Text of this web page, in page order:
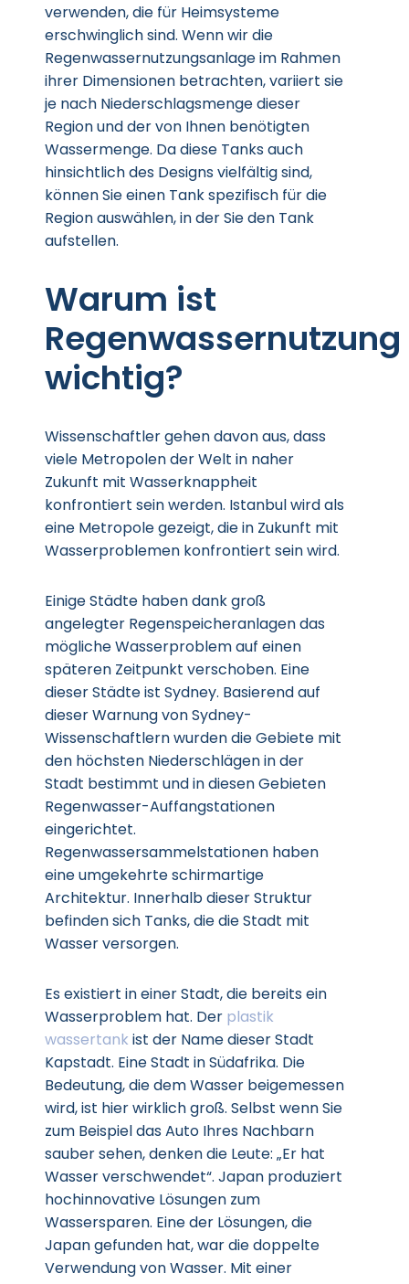
verwenden, die für Heimsysteme
erschwinglich sind. Wenn wir die
Regenwassernutzungsanlage im Rahmen
ihrer Dimensionen betrachten, variiert sie
je nach Niederschlagsmenge dieser
Region und der von Ihnen benötigten
Wassermenge. Da diese Tanks auch
hinsichtlich des Designs vielfältig sind,
können Sie einen Tank spezifisch für die
Region auswählen, in der Sie den Tank
aufstellen.
Warum ist
Regenwassernutzung
wichtig?
Wissenschaftler gehen davon aus, dass
viele Metropolen der Welt in naher
Zukunft mit Wasserknappheit
konfrontiert sein werden. Istanbul wird als
eine Metropole gezeigt, die in Zukunft mit
Wasserproblemen konfrontiert sein wird.
Einige Städte haben dank groß
angelegter Regenspeicheranlagen das
mögliche Wasserproblem auf einen
späteren Zeitpunkt verschoben. Eine
dieser Städte ist Sydney. Basierend auf
dieser Warnung von Sydney-
Wissenschaftlern wurden die Gebiete mit
den höchsten Niederschlägen in der
Stadt bestimmt und in diesen Gebieten
Regenwasser-Auffangstationen
eingerichtet.
Regenwassersammelstationen haben
eine umgekehrte schirmartige
Architektur. Innerhalb dieser Struktur
befinden sich Tanks, die die Stadt mit
Wasser versorgen.
Es existiert in einer Stadt, die bereits ein
Wasserproblem hat. Der plastik
wassertank ist der Name dieser Stadt
Kapstadt. Eine Stadt in Südafrika. Die
Bedeutung, die dem Wasser beigemessen
wird, ist hier wirklich groß. Selbst wenn Sie
zum Beispiel das Auto Ihres Nachbarn
sauber sehen, denken die Leute: „Er hat
Wasser verschwendet“. Japan produziert
hochinnovative Lösungen zum
Wassersparen. Eine der Lösungen, die
Japan gefunden hat, war die doppelte
Verwendung von Wasser. Mit einer